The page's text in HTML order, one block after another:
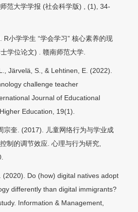
范大学学报 (社会科学版) , (1), 34-
R小学学生 “学会学习” 核心素养的现
学位论文) . 赣南师范大学.
Järvelä, S., & Lehtinen, E. (2022).
challenge teacher
Journal of Educational
Education, 19(1).
宗奎. (2017). 儿童网络行为与学业成
制的调节效应. 心理与行为研究,
(2020). Do (how) digital natives adopt
differently than digital immigrants?
Information & Management,